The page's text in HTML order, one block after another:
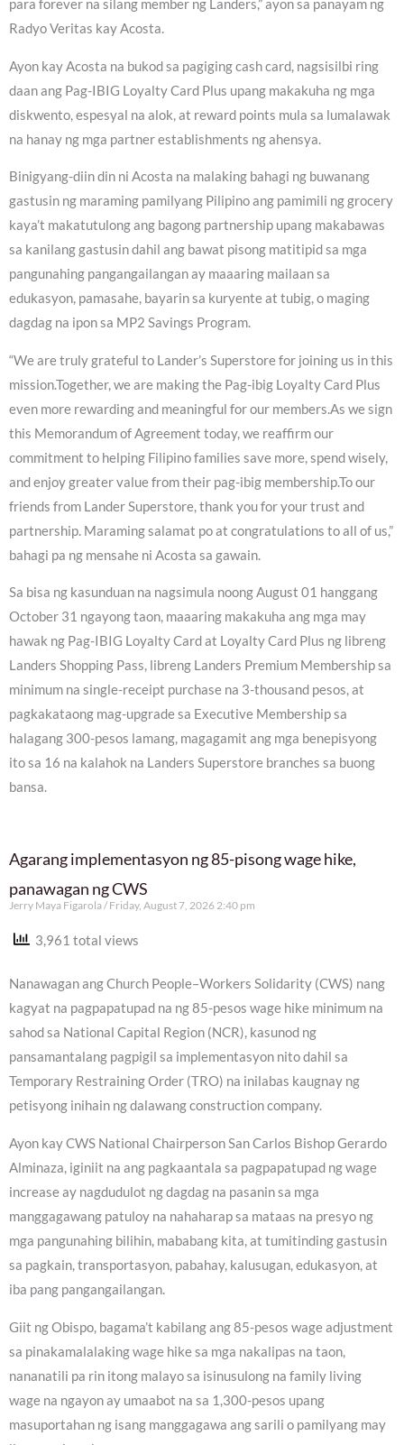
para forever na silang member ng Landers,” ayon sa panayam ng
Radyo Veritas kay Acosta.
Ayon kay Acosta na bukod sa pagiging cash card, nagsisilbi ring
daan ang Pag-IBIG Loyalty Card Plus upang makakuha ng mga
diskwento, espesyal na alok, at reward points mula sa lumalawak
na hanay ng mga partner establishments ng ahensya.
Binigyang-diin din ni Acosta na malaking bahagi ng buwanang
gastusin ng maraming pamilyang Pilipino ang pamimili ng grocery
kaya’t makatutulong ang bagong partnership upang makabawas
sa kanilang gastusin dahil ang bawat pisong matitipid sa mga
pangunahing pangangailangan ay maaaring mailaan sa
edukasyon, pamasahe, bayarin sa kuryente at tubig, o maging
dagdag na ipon sa MP2 Savings Program.
“We are truly grateful to Lander’s Superstore for joining us in this
mission.Together, we are making the Pag-ibig Loyalty Card Plus
even more rewarding and meaningful for our members.As we sign
this Memorandum of Agreement today, we reaffirm our
commitment to helping Filipino families save more, spend wisely,
and enjoy greater value from their pag-ibig membership.To our
friends from Lander Superstore, thank you for your trust and
partnership. Maraming salamat po at congratulations to all of us,”
bahagi pa ng mensahe ni Acosta sa gawain.
Sa bisa ng kasunduan na nagsimula noong August 01 hanggang
October 31 ngayong taon, maaaring makakuha ang mga may
hawak ng Pag-IBIG Loyalty Card at Loyalty Card Plus ng libreng
Landers Shopping Pass, libreng Landers Premium Membership sa
minimum na single-receipt purchase na 3-thousand pesos, at
pagkakataong mag-upgrade sa Executive Membership sa
halagang 300-pesos lamang, magagamit ang mga benepisyong
ito sa 16 na kalahok na Landers Superstore branches sa buong
bansa.
Agarang implementasyon ng 85-pisong wage hike,
panawagan ng CWS
Jerry Maya Figarola Friday, August 7, 2026 2:40 pm
3,961 total views
Nanawagan ang Church People–Workers Solidarity (CWS) nang
kagyat na pagpapatupad na ng 85-pesos wage hike minimum na
sahod sa National Capital Region (NCR), kasunod ng
pansamantalang pagpigil sa implementasyon nito dahil sa
Temporary Restraining Order (TRO) na inilabas kaugnay ng
petisyong inihain ng dalawang construction company.
Ayon kay CWS National Chairperson San Carlos Bishop Gerardo
Alminaza, iginiit na ang pagkaantala sa pagpapatupad ng wage
increase ay nagdudulot ng dagdag na pasanin sa mga
manggagawang patuloy na nahaharap sa mataas na presyo ng
mga pangunahing bilihin, mababang kita, at tumitinding gastusin
sa pagkain, transportasyon, pabahay, kalusugan, edukasyon, at
iba pang pangangailangan.
Giit ng Obispo, bagama’t kabilang ang 85-pesos wage adjustment
sa pinakamalalaking wage hike sa mga nakalipas na taon,
nananatili pa rin itong malayo sa isinusulong na family living
wage na ngayon ay umaabot na sa 1,300-pesos upang
masuportahan ng isang manggagawa ang sarili o pamilyang may